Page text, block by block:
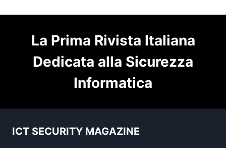
La Prima Rivista Italiana
Dedicata alla Sicurezza
Informatica
ICT SECURITY MAGAZINE